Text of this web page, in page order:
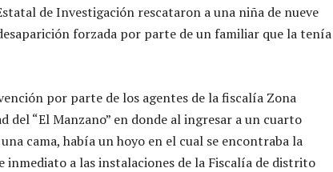
de Investigación rescataron a una niña de nueve
forzada por parte de un familiar que la tenía
por parte de los agentes de la fiscalía Zona
del “El Manzano” en donde al ingresar a un cuarto
cama, había un hoyo en el cual se encontraba la
inmediato a las instalaciones de la Fiscalía de distrito